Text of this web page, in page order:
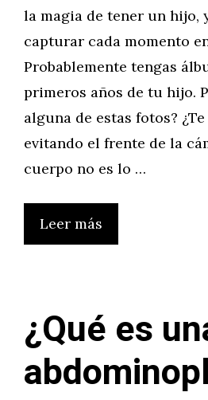
la magia de tener un hijo,
capturar cada momento
Probablemente tengas
primeros años de tu hijo.
alguna de estas fotos?
evitando el frente de la
cuerpo no es lo …
Leer más
¿Qué es